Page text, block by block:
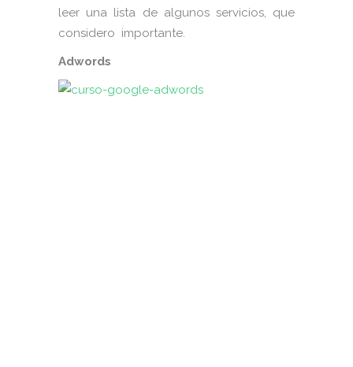
leer una lista de algunos servicios, que
considero importante.
Adwords